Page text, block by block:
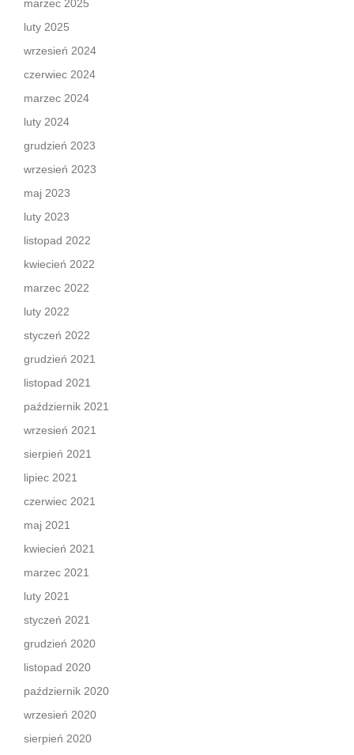
marzec 2025
luty 2025
wrzesień 2024
czerwiec 2024
marzec 2024
luty 2024
grudzień 2023
wrzesień 2023
maj 2023
luty 2023
listopad 2022
kwiecień 2022
marzec 2022
luty 2022
styczeń 2022
grudzień 2021
listopad 2021
październik 2021
wrzesień 2021
sierpień 2021
lipiec 2021
czerwiec 2021
maj 2021
kwiecień 2021
marzec 2021
luty 2021
styczeń 2021
grudzień 2020
listopad 2020
październik 2020
wrzesień 2020
sierpień 2020